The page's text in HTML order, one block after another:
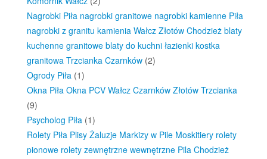
Nagrobki Piła nagrobki granitowe nagrobki kamienne Piła
nagrobki z granitu kamienia Wałcz Złotów Chodzież blaty
kuchenne granitowe blaty do kuchni łazienki kostka
granitowa Trzcianka Czarnków (2)
Ogrody Piła (1)
Okna Piła Okna PCV Wałcz Czarnków Złotów Trzcianka
(9)
Psycholog Piła (1)
Rolety Piła Plisy Żaluzje Markizy w Pile Moskitiery rolety
pionowe rolety zewnętrzne wewnętrzne Pila Chodzież